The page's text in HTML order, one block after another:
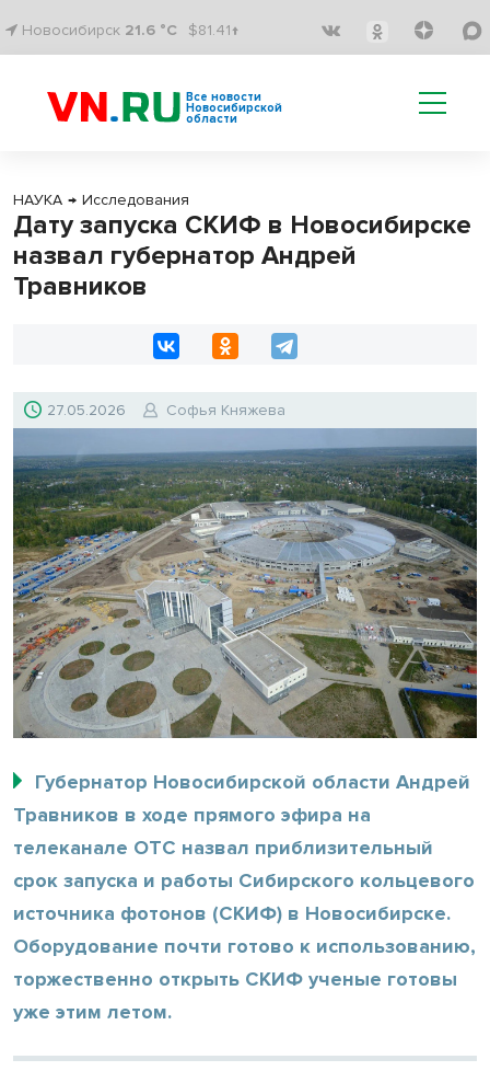
Новосибирск 21.6 °C $81.41↑
Все новости
Новосибирской
области
НАУКА → Исследования
Дату запуска СКИФ в Новосибирске
назвал губернатор Андрей
Травников
27.05.2026 Софья Княжева
Губернатор Новосибирской области Андрей
Травников в ходе прямого эфира на
телеканале ОТС назвал приблизительный
срок запуска и работы Сибирского кольцевого
источника фотонов (СКИФ) в Новосибирске.
Оборудование почти готово к использованию,
торжественно открыть СКИФ ученые готовы
уже этим летом.